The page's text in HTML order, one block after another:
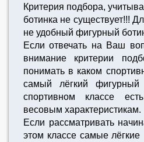
Критерия подбора,
ботинка не существует!!!
не удобный фигурный
Если отвечать на Ваш
внимание критерии
понимать в каком
самый лёгкий
спортивном классе
весовым характеристикам.
Если рассматривать
этом классе самые